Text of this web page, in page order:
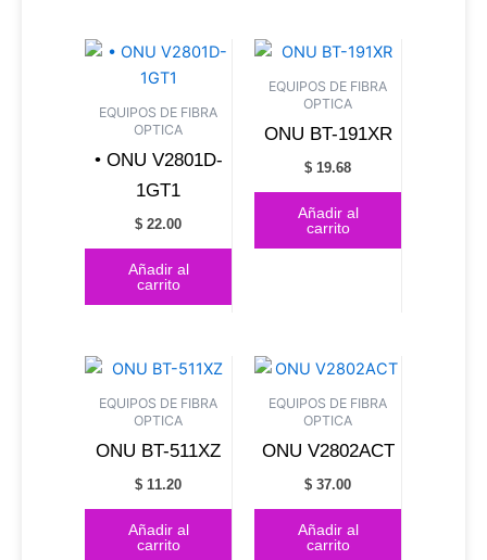
EQUIPOS DE FIBRA
OPTICA
• ONU V2801D-
1GT1
$ 22.00
Añadir al
carrito
EQUIPOS DE FIBRA
OPTICA
ONU BT-191XR
$ 19.68
Añadir al
carrito
EQUIPOS DE FIBRA
OPTICA
ONU BT-511XZ
$ 11.20
Añadir al
carrito
EQUIPOS DE FIBRA
OPTICA
ONU V2802ACT
$ 37.00
Añadir al
carrito